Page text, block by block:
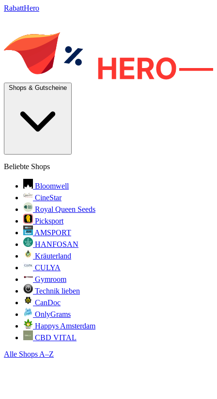
RabattHero
Beliebte Shops
Bloomwell
CineStar
Royal Queen Seeds
Picksport
AMSPORT
HANFOSAN
Kräuterland
CULYA
Gymroom
Technik lieben
CanDoc
OnlyGrams
Happys Amsterdam
CBD VITAL
Alle Shops A–Z